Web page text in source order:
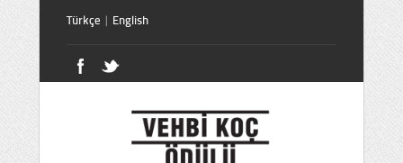
Türkçe | English